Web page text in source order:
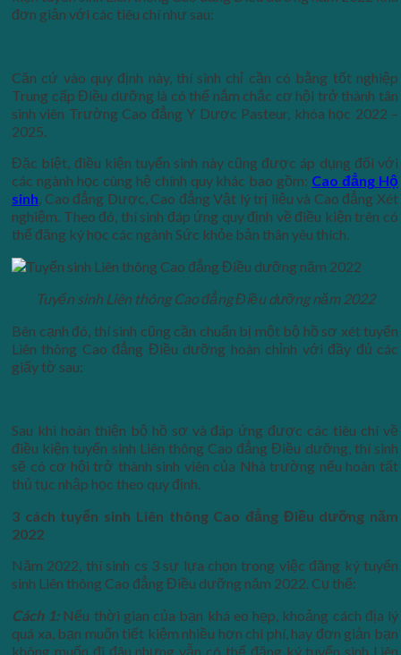
đơn giản với các tiêu chí như sau:
Căn cứ vào quy định này, thí sinh chỉ cần có bằng tốt nghiệp
Trung cấp Điều dưỡng là có thể nắm chắc cơ hội trở thành tân
sinh viên Trường Cao đẳng Y Dược Pasteur, khóa học 2022 –
2025.
Đặc biệt, điều kiện tuyển sinh này cũng được áp dụng đối với
các ngành học cùng hệ chính quy khác bao gồm: Cao đẳng Hộ
sinh, Cao đẳng Dược, Cao đẳng Vật lý trị liệu và Cao đẳng Xét
nghiệm. Theo đó, thí sinh đáp ứng quy định về điều kiện trên có
thể đăng ký học các ngành Sức khỏe bản thân yêu thích.
Tuyển sinh Liên thông Cao đẳng Điều dưỡng năm 2022
Bên cạnh đó, thí sinh cũng cần chuẩn bị một bộ hồ sơ xét tuyển
Liên thông Cao đẳng Điều dưỡng hoàn chỉnh với đầy đủ các
giấy tờ sau:
Sau khi hoàn thiện bộ hồ sơ và đáp ứng được các tiêu chí về
điều kiện tuyển sinh Liên thông Cao đẳng Điều dưỡng, thí sinh
sẽ có cơ hội trở thành sinh viên của Nhà trường nếu hoàn tất
thủ tục nhập học theo quy định.
3 cách tuyển sinh Liên thông Cao đẳng Điều dưỡng năm
2022
Năm 2022, thí sinh cs 3 sự lựa chọn trong việc đăng ký tuyển
sinh Liên thông Cao đẳng Điều dưỡng năm 2022. Cụ thể:
Cách 1:Nếu thời gian của bạn khá eo hẹp, khoảng cách địa lý
quá xa, bạn muốn tiết kiệm nhiều hơn chi phí, hay đơn giản bạn
không muốn đi đâu nhưng vẫn có thể đăng ký tuyển sinh Liên